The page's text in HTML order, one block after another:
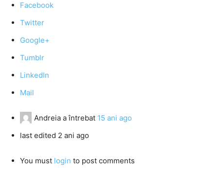
Facebook
Twitter
Google+
Tumblr
LinkedIn
Mail
Andreia a întrebat 15 ani ago
last edited 2 ani ago
You must login to post comments